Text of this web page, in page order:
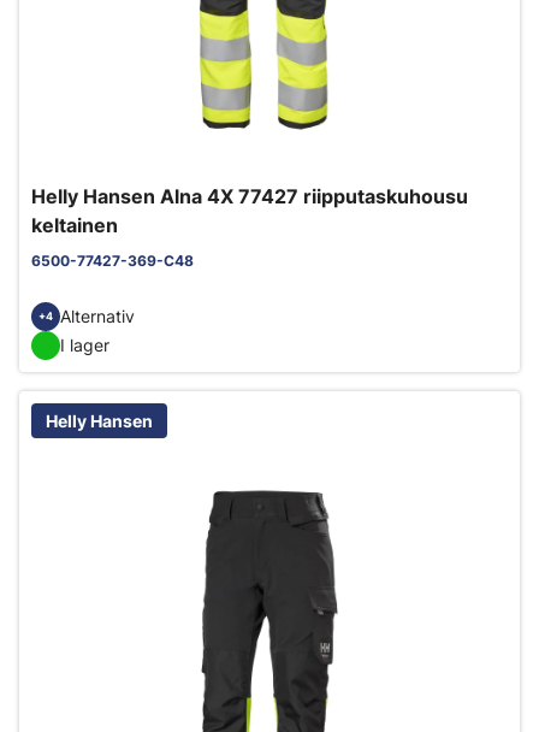
Helly Hansen Alna 4X 77427 riipputaskuhousu
keltainen
6500-77427-369-C48
+4
Alternativ
I lager
Helly Hansen